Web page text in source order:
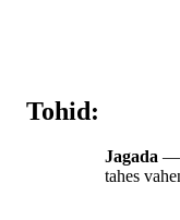
Tohid:
Jagada —
tahes